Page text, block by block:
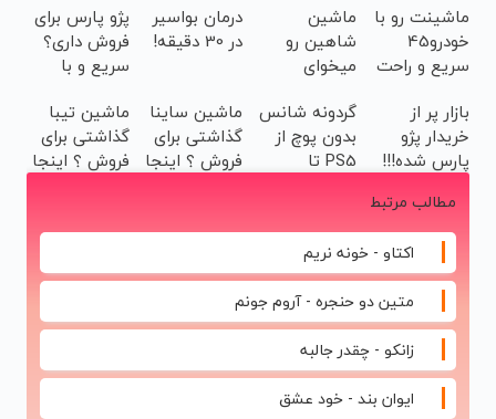
ماشینت رو با
خودرو45
سریع و راحت
ماشین
شاهین رو
میخوای
اینجا بدون
آگهی و در چند
ساعت
درمان بواسیر
در 30 دقیقه!
پژو پارس برای
فروش داری؟
سریع و با
✅
بازار پر از
خریدار پژو
پارس شده!!!
ماشینتو اینجا
به راحتی
بفروش
گردونه شانس
بدون پوچ از
PS5 تا
ماشین ساینا
گذاشتی برای
فروش ؟ اینجا
ماشین تیبا
گذاشتی برای
فروش ؟ اینجا
مطالب مرتبط
اکتاو - خونه نریم
متین دو حنجره - آروم جونم
زانکو - چقدر جالبه
ایوان بند - خود عشق